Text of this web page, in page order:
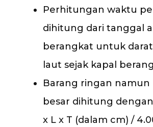
Perhitungan waktu
dihitung dari tanggal
berangkat untuk
laut sejak kapal
Barang ringan
besar dihitung
x L x T (dalam cm) /